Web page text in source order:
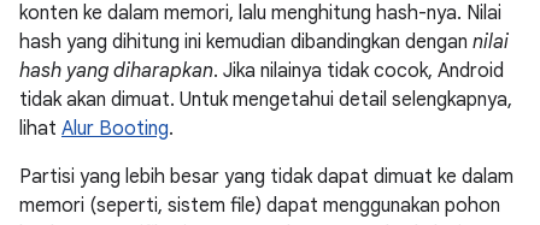
konten ke dalam memori, lalu menghitung hash-nya. Nilai
hash yang dihitung ini kemudian dibandingkan dengan nilai
hash yang diharapkan. Jika nilainya tidak cocok, Android
tidak akan dimuat. Untuk mengetahui detail selengkapnya,
lihat Alur Booting.
Partisi yang lebih besar yang tidak dapat dimuat ke dalam
memori (seperti, sistem file) dapat menggunakan pohon